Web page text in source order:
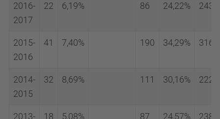
2016-
2017
22 6,19% 86 24,22% 243
2015-
2016
41 7,40% 190 34,29% 316
2014-
2015
32 8,69% 111 30,16% 222
2013- 18 5,08% 87 24,57% 238